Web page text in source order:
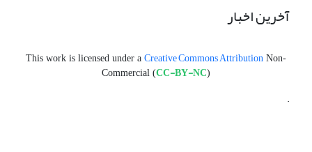
آخرین اخبار
This work is licensed under a Creative Commons Attribution Non-
Commercial (CC-BY-NC)
.